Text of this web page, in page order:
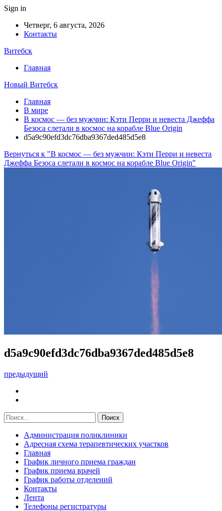
Sign in
Четверг, 6 августа, 2026
Контакты
Витебск
Главная
Новый Витебск
Главная
В мире
В космос — без мужчин: Кэти Перри и невеста Джеффа
Безоса слетали в космос на корабле Blue Origin
d5a9c90efd3dc76dba9367ded485d5e8
Вернуться к "В космос — без мужчин: Кэти Перри и невеста
Джеффа Безоса слетали в космос на корабле Blue Origin"
d5a9c90efd3dc76dba9367ded485d5e8
предыдущий
Администрация поликлиники
Адресная схема терапевтических участков
Главная
График личного приема граждан
График приема врачей
График работы отделений
Контакты
Лента
Телефоны регистратуры